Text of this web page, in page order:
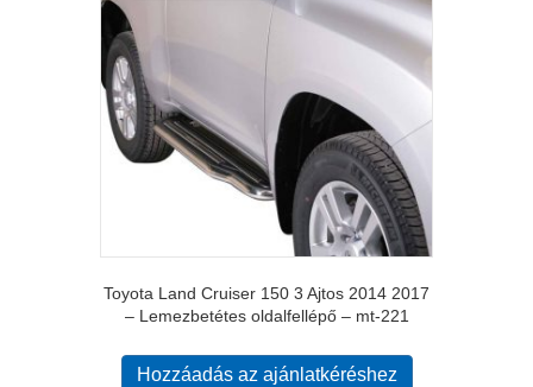
Toyota Land Cruiser 150 3 Ajtos 2014 2017
– Lemezbetétes oldalfellépő – mt-221
Hozzáadás az ajánlatkéréshez